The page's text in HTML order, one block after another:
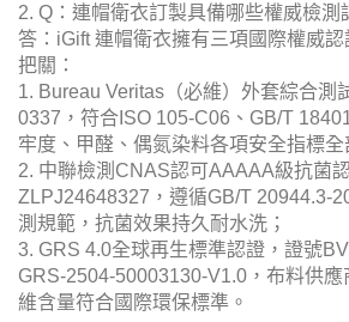
2. Q：連帽衛衣訂製具備哪些權威檢測
答：iGift 連帽衛衣擁有三項國際權威
把關：
1. Bureau Veritas（必維）外套綜合測
0337，符合ISO 105-C06、GB/T
牢度、甲醛、偶氮染料各項安全指標全
2. 中聯檢測CNAS認可AAAAA級抗菌
ZLPJ24648327，遵循GB/T 20944.3-
測規範，抗菌效果持久耐水洗；
3. GRS 4.0全球再生標準認證，證號
GRS-2504-50003130-V1.0，布料供
維含量符合國際環保標準。